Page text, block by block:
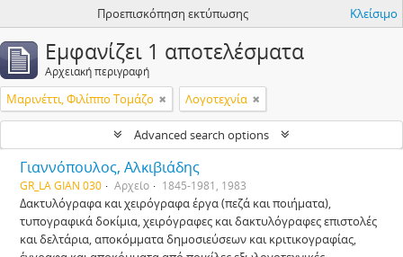
Προεπισκόπηση εκτύπωσης Κλείσιμο
Εμφανίζει 1 αποτελέσματα
Αρχειακή περιγραφή
Μαρινέττι, Φιλίππο Τομάζο Λογοτεχνία
Advanced search options
Γιαννόπουλος, Αλκιβιάδης
GR_LA GIAN 030 Αρχείο 1845-1981, 1983
Δακτυλόγραφα και χειρόγραφα έργα (πεζά και ποιήματα),
τυπογραφικά δοκίμια, χειρόγραφες και δακτυλόγραφες επιστολές
και δελτάρια, αποκόμματα δημοσιεύσεων και κριτικογραφίας,